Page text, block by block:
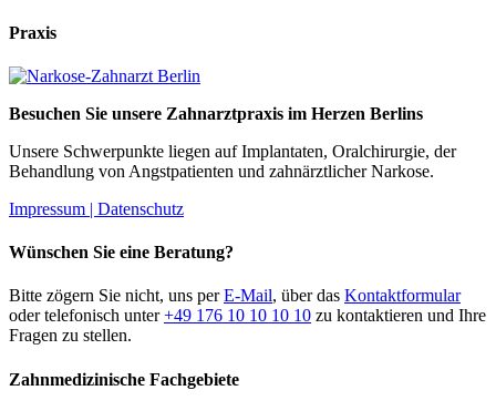
Praxis
Besuchen Sie unsere Zahnarztpraxis im Herzen Berlins
Unsere Schwerpunkte liegen auf Implantaten, Oralchirurgie, der
Behandlung von Angstpatienten und zahnärztlicher Narkose.
Impressum | Datenschutz
Wünschen Sie eine Beratung?
Bitte zögern Sie nicht, uns perE-Mail, über das Kontaktformular
oder telefonisch unter+49 176 10 10 10 10 zu kontaktieren und Ihre
Fragen zu stellen.
Zahnmedizinische Fachgebiete